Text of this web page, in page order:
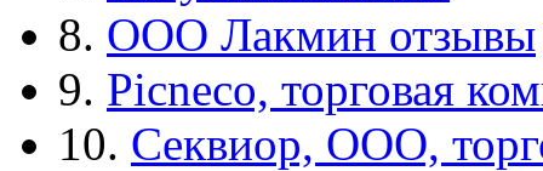
8. ООО Лакмин отзывы
9. Picneco, торговая
10. Секвиор, ООО,